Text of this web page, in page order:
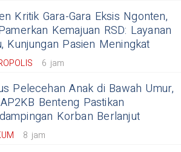
Kritik Gara-Gara Eksis Ngonten,
Kemajuan RSD: Layanan
Kunjungan Pasien Meningkat
6 jam
Pelecehan Anak di Bawah Umur,
Benteng Pastikan
Korban Berlanjut
8 jam